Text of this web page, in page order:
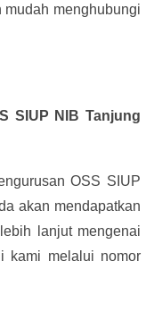
menghubungi
SIUP NIB Tanjung
OSS SIUP
akan mendapatkan
lanjut mengenai
kami melalui nomor